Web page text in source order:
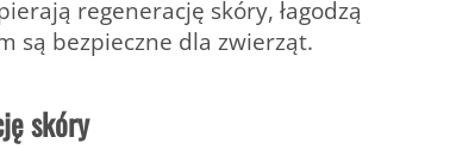
regenerację skóry, łagodzą
są bezpieczne dla zwierząt.
skóry